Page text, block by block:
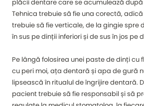
plăcii dentare care se acumulează
Tehnica trebuie să fie una corectă,
trebuie să fie verticale, de la gingie spre
în sus pe dinții inferiori și de sus în jos pe
Pe lângă folosirea unei paste de dinți cu
cu peri moi, ața dentară și apa de gură
lipsească în ritualul de îngrijire dentară.
pacient trebuie să fie responsabil și să